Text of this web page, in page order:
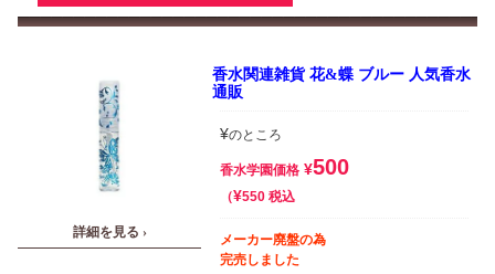
詳細を見る ›
香水関連雑貨 花&蝶 ブルー 人気香水
通販
¥のところ
香水学園価格 ¥500
¥550 税込
メーカー廃盤の為
完売しました